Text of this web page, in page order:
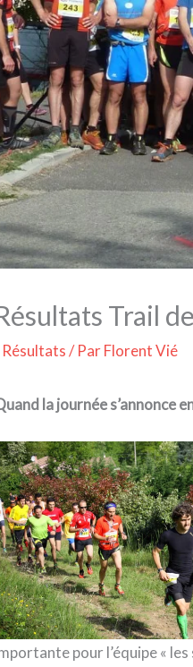
Trail
Résultats/ ParFlorent Vié
la journée s’annonce
pour l’équipe «